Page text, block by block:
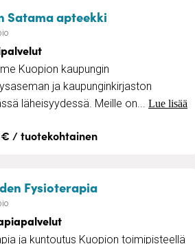
Satama apteekki
Kuopion kaupungin
ja kaupunginkirjaston
läheisyydessä. Meille on... Lue lisää
€ / tuotekohtainen
Fysioterapia–
ja kuntoutus Kuopion toimipisteellä